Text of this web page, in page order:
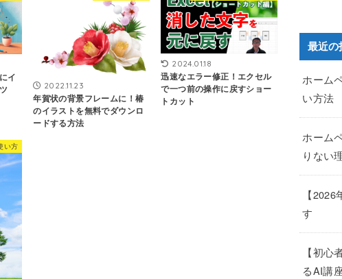
イ
2022.11.23
年賀状の背景フレームに！椿
のイラストを無料でダウンロ
ードする方法
2024.01.18
迅速なエラー修正！エクセル
で一つ前の操作に戻すショー
トカット
い方
最近の
ホーム
い方法
ホーム
りない
【
す
【初心
るAI講